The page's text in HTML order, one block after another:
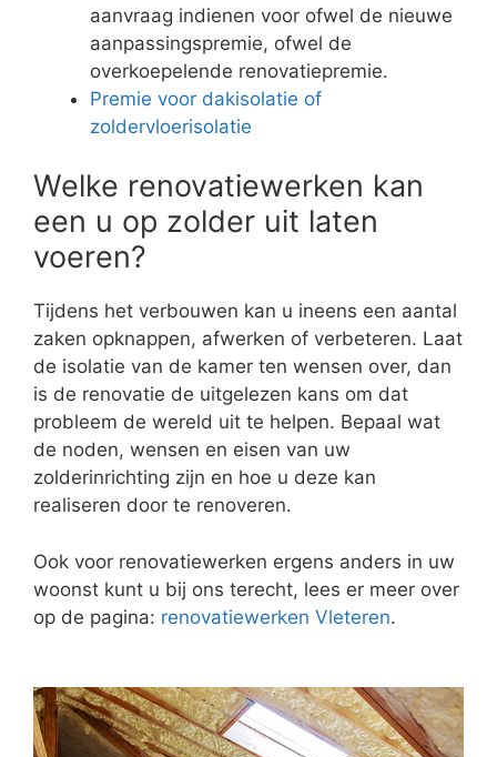
aanvraag indienen voor ofwel de nieuwe
aanpassingspremie, ofwel de
overkoepelende renovatiepremie.
Premie voor dakisolatie of
zoldervloerisolatie
Welke renovatiewerken kan
een u op zolder uit laten
voeren?
Tijdens het verbouwen kan u ineens een aantal
zaken opknappen, afwerken of verbeteren. Laat
de isolatie van de kamer ten wensen over, dan
is de renovatie de uitgelezen kans om dat
probleem de wereld uit te helpen. Bepaal wat
de noden, wensen en eisen van uw
zolderinrichting zijn en hoe u deze kan
realiseren door te renoveren.
Ook voor renovatiewerken ergens anders in uw
woonst kunt u bij ons terecht, lees er meer over
op de pagina: renovatiewerken Vleteren.